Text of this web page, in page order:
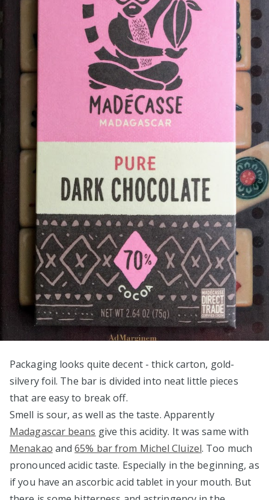
Packaging looks quite decent - thick carton, gold-
silvery foil. The bar is divided into neat little pieces
that are easy to break off.
Smell is sour, as well as the taste. Apparently
Madagascar beans give this acidity. It was same with
Menakao and65% bar from Michel Cluizel. Too much
pronounced acidic taste. Especially in the beginning, as
if you have an ascorbic acid tablet in your mouth. But